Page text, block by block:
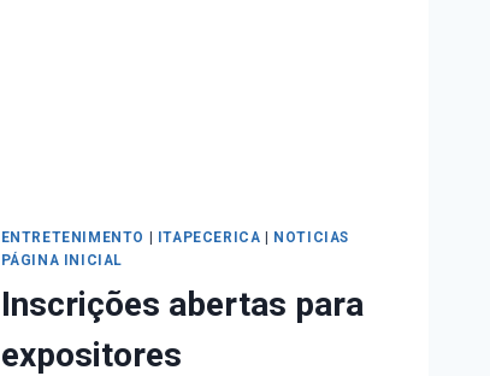
ENTRETENIMENTO ITAPECERICA
NOTICIAS
PÁGINA INICIAL
Inscrições abertas para
expositores